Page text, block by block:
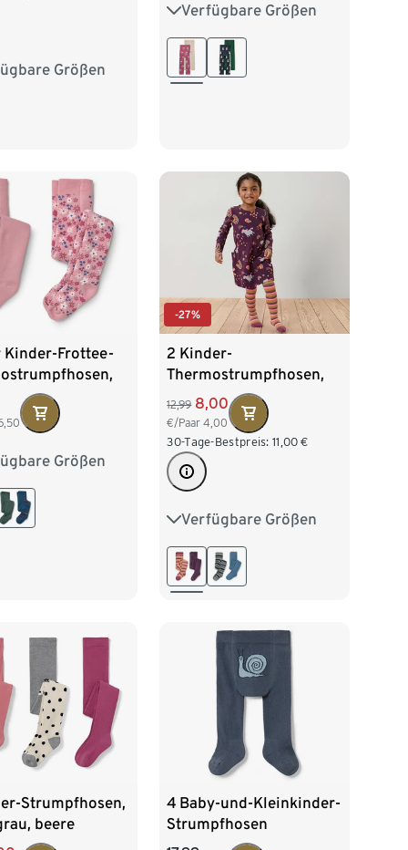
Größen
62/68 74/80
Verfügbare Größen
50/56 62/68 74/80
86/92
Kinder-Frottee-
Größen
98/104
122/128
-27%
2 Kinder-
Thermostrumpfhosen,
aubergine und
mehrfarbig
12,99 8,00
€/Paar4,00
30-Tage-Bestpreis: 11,00 €
Verfügbare Größen
50/56 62/68 74/80
86/92 98/104
Strumpfhosen,
beere
4 Baby-und-Kleinkinder-
Strumpfhosen